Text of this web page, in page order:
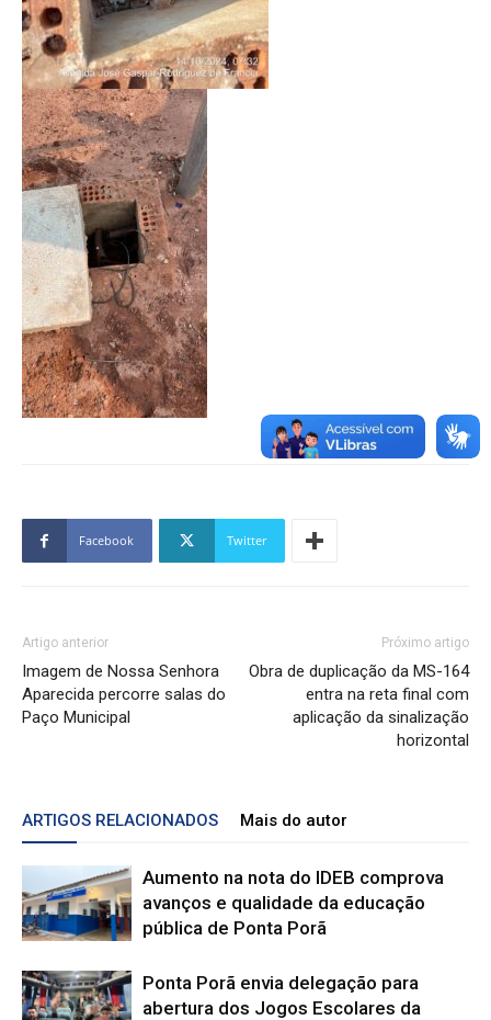
Facebook Twitter
Artigo anterior
Imagem de Nossa Senhora
Aparecida percorre salas do
Paço Municipal
Próximo artigo
Obra de duplicação da MS-164
entra na reta final com
aplicação da sinalização
horizontal
ARTIGOS RELACIONADOS Mais do autor
Aumento na nota do IDEB comprova
avanços e qualidade da educação
pública de Ponta Porã
Ponta Porã envia delegação para
abertura dos Jogos Escolares da